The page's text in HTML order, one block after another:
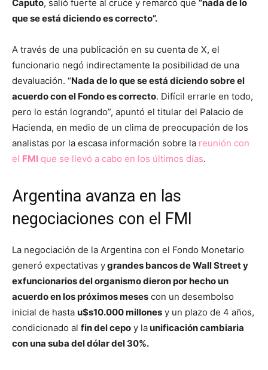
Caputo, salió fuerte al cruce y remarcó que “nada de lo
que se está diciendo es correcto”.
A través de una publicación en su cuenta de X, el
funcionario negó indirectamente la posibilidad de una
devaluación. “Nada de lo que se está diciendo sobre el
acuerdo con el Fondo es correcto. Difícil errarle en todo,
pero lo están logrando”, apuntó el titular del Palacio de
Hacienda, en medio de un clima de preocupación de los
analistas por la escasa información sobre la reunión con
el FMI que se llevó a cabo en los últimos días.
Argentina avanza en las
negociaciones con el FMI
La negociación de la Argentina con el Fondo Monetario
generó expectativas ygrandes bancos de Wall Street y
exfuncionarios del organismo dieron por hecho un
acuerdo en los próximos meses con un desembolso
inicial de hasta u$s10.000 millones y un plazo de 4 años,
condicionado al fin del cepo y launificación cambiaria
con una suba del dólar del 30%.